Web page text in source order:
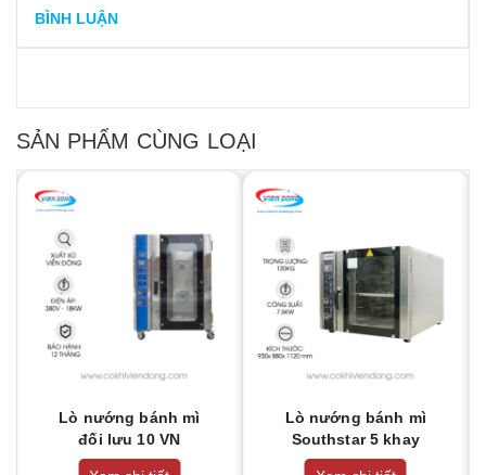
BÌNH LUẬN
SẢN PHẨM CÙNG LOẠI
Lò nướng bánh mì
đối lưu 10 VN
Lò nướng bánh mì
Southstar 5 khay